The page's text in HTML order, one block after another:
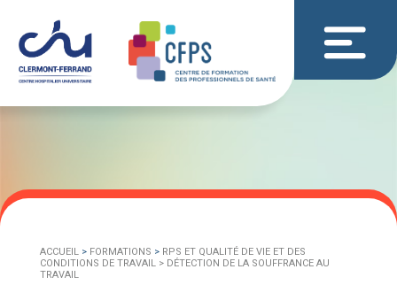
ACCUEIL> FORMATIONS > RPS ET QUALITÉ DE VIE ET DES
CONDITIONS DE TRAVAIL > DÉTECTION DE LA SOUFFRANCE AU
TRAVAIL